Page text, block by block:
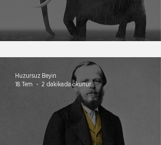
Huzursuz Beyin
18 Tem
2 dakikada okunur